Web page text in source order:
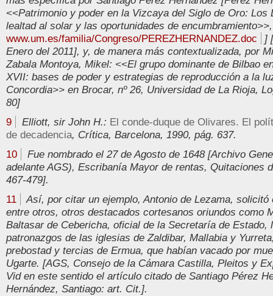
<<Patrimonio y poder en la Vizcaya del Siglo de Oro: Los
lealtad al solar y las oportunidades de
www.um.es/familia/Congreso/PEREZHERNANDEZ.doc
]
Enero del 2011], y, de manera más contextualizada, por
Zabala Montoya, Mikel: <<El grupo dominante de Bilbao
XVII: bases de poder y estrategias de reproducción a la
Concordia>> en Brocar, nº 26, Universidad de La Rioja,
80]
9
Elliott, sir John H.: El conde-duque de Olivares. El
de decadencia, Crítica, Barcelona, 1990, pág. 637.
10
Fue nombrado el 27 de Agosto de 1648 [Archivo
adelante AGS), Escribanía Mayor de rentas, Quitaciones
467-479].
11
Así, por citar un ejemplo, Antonio de Lezama, solicitó
entre otros, otros destacados cortesanos oriundos como
Baltasar de Cebericha, oficial de la Secretaría de Estado,
patronazgos de las iglesias de Zaldibar, Mallabia y
prebostad y tercias de Ermua, que habían vacado por
Ugarte. [AGS, Consejo de la Cámara Castilla, Pleitos y
Vid en este sentido el artículo citado de Santiago Pérez
Hernández, Santiago: art. Cit.].